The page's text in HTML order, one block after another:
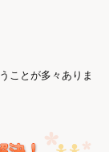
ことが多々ありま